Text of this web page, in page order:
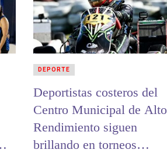
Deportistas costeros del
Centro Municipal de Alto
Rendimiento siguen
brillando en torneos
DEPORTE